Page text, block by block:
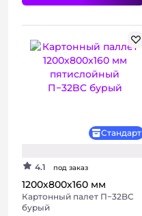
Стандарт
4.1 под заказ
1200х800х160 мм
Картонный палет П−32BC
бурый